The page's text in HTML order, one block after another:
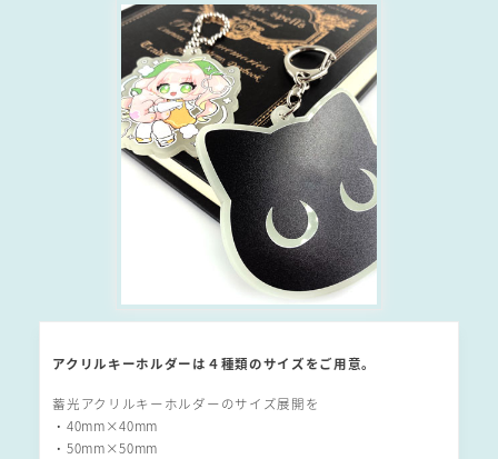
アクリルキーホルダーは４種類のサイズをご用意。
蓄光アクリルキーホルダーのサイズ展開を
・40mm×40mm
・50mm×50mm